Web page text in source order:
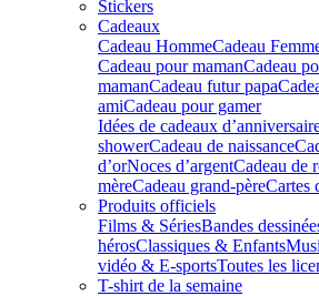
Stickers
Cadeaux
Cadeau HommeCadeau
Cadeau pour mamanCadeau
mamanCadeau futur papa
amiCadeau pour gamer
Idées de cadeaux
showerCadeau de naissance
d’orNoces d’argentCadeau de
mèreCadeau grand-pèreCartes
Produits officiels
Films & SériesBandes
hérosClassiques & Enfants
vidéo & E-sportsToutes les
T-shirt de la semaine